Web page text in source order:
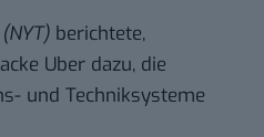
berichtete,
Uber dazu, die
und Techniksysteme